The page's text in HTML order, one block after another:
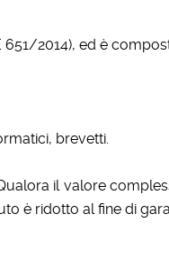
651/2014), ed è
brevetti.
il valore
è ridotto al fine di